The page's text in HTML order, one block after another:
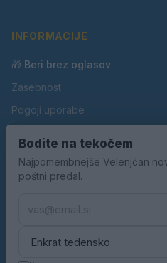
INFORMACIJE
🎁 Beri brez oglasov
Zasebnost
Pogoji uporabe
Oglaševanje
Kontakt
Bodite na tekočem
Najpomembnejše Velenjčan
poštni predal.